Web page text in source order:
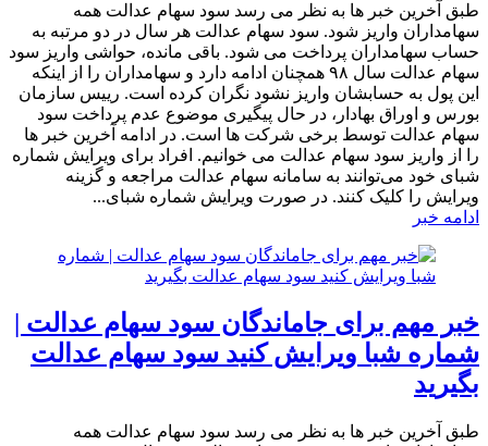
طبق آخرین خبر ها به نظر می رسد سود سهام عدالت همه
سهامداران واریز شود. سود سهام عدالت هر سال در دو مرتبه به
حساب سهامداران پرداخت می شود. باقی مانده، حواشی واریز سود
سهام عدالت سال ۹۸ همچنان ادامه دارد و سهامداران را از اینکه
این پول به حسابشان واریز نشود نگران کرده است. رییس سازمان
بورس و اوراق بهادار، در حال پیگیری موضوع عدم پرداخت سود
سهام عدالت توسط برخی شرکت ها است. در ادامه آخرین خبر ها
را از واریز سود سهام عدالت می خوانیم. افراد برای ویرایش شماره
شبای خود می‌توانند به سامانه سهام عدالت مراجعه و گزینه
ویرایش را کلیک کنند. در صورت ویرایش شماره شبای...
ادامه خبر
خبر مهم برای جاماندگان سود سهام عدالت |
شماره شبا ویرایش کنید سود سهام عدالت
بگیرید
طبق آخرین خبر ها به نظر می رسد سود سهام عدالت همه